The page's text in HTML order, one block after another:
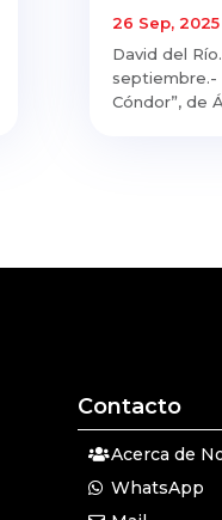
26 Sep, 2025
David del
septiembre.-
Cóndor”, de
Contacto
Acerca de
WhatsApp